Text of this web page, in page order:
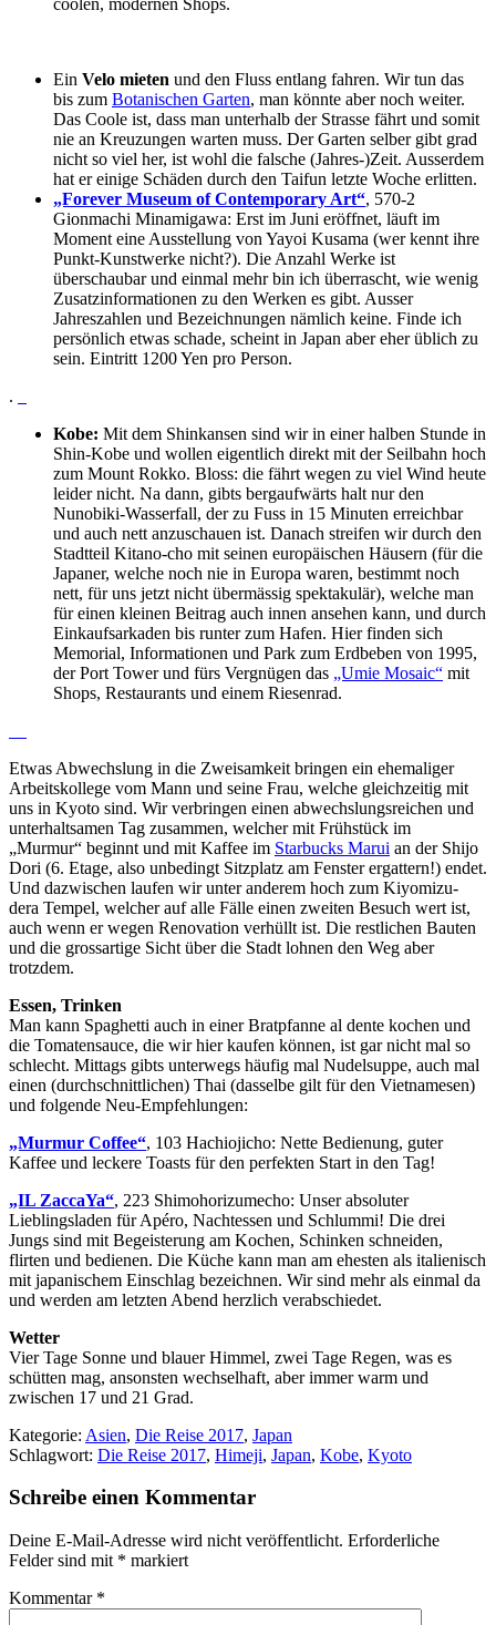
Ein Velo mieten und den Fluss entlang fahren. Wir tun das
bis zum Botanischen Garten, man könnte aber noch weiter.
Das Coole ist, dass man unterhalb der Strasse fährt und somit
nie an Kreuzungen warten muss. Der Garten selber gibt grad
nicht so viel her, ist wohl die falsche (Jahres-)Zeit. Ausserdem
hat er einige Schäden durch den Taifun letzte Woche erlitten.
„Forever Museum of Contemporary Art“, 570-2
Gionmachi Minamigawa: Erst im Juni eröffnet, läuft im
Moment eine Ausstellung von Yayoi Kusama (wer kennt ihre
Punkt-Kunstwerke nicht?). Die Anzahl Werke ist
überschaubar und einmal mehr bin ich überrascht, wie wenig
Zusatzinformationen zu den Werken es gibt. Ausser
Jahreszahlen und Bezeichnungen nämlich keine. Finde ich
persönlich etwas schade, scheint in Japan aber eher üblich zu
sein. Eintritt 1200 Yen pro Person.
.
Kobe: Mit dem Shinkansen sind wir in einer halben Stunde in
Shin-Kobe und wollen eigentlich direkt mit der Seilbahn hoch
zum Mount Rokko. Bloss: die fährt wegen zu viel Wind heute
leider nicht. Na dann, gibts bergaufwärts halt nur den
Nunobiki-Wasserfall, der zu Fuss in 15 Minuten erreichbar
und auch nett anzuschauen ist. Danach streifen wir durch den
Stadtteil Kitano-cho mit seinen europäischen Häusern (für die
Japaner, welche noch nie in Europa waren, bestimmt noch
nett, für uns jetzt nicht übermässig spektakulär), welche man
für einen kleinen Beitrag auch innen ansehen kann, und durch
Einkaufsarkaden bis runter zum Hafen. Hier finden sich
Memorial, Informationen und Park zum Erdbeben von 1995,
der Port Tower und fürs Vergnügen das „Umie Mosaic“ mit
Shops, Restaurants und einem Riesenrad.
Etwas Abwechslung in die Zweisamkeit bringen ein ehemaliger
Arbeitskollege vom Mann und seine Frau, welche gleichzeitig mit
uns in Kyoto sind. Wir verbringen einen abwechslungsreichen und
unterhaltsamen Tag zusammen, welcher mit Frühstück im
„Murmur“ beginnt und mit Kaffee im Starbucks Marui an der Shijo
Dori (6. Etage, also unbedingt Sitzplatz am Fenster ergattern!) endet.
Und dazwischen laufen wir unter anderem hoch zum Kiyomizu-
dera Tempel, welcher auf alle Fälle einen zweiten Besuch wert ist,
auch wenn er wegen Renovation verhüllt ist. Die restlichen Bauten
und die grossartige Sicht über die Stadt lohnen den Weg aber
trotzdem.
Essen, Trinken
Man kann Spaghetti auch in einer Bratpfanne al dente kochen und
die Tomatensauce, die wir hier kaufen können, ist gar nicht mal so
schlecht. Mittags gibts unterwegs häufig mal Nudelsuppe, auch mal
einen (durchschnittlichen) Thai (dasselbe gilt für den Vietnamesen)
und folgende Neu-Empfehlungen:
„Murmur Coffee“, 103 Hachiojicho: Nette Bedienung, guter
Kaffee und leckere Toasts für den perfekten Start in den Tag!
„IL ZaccaYa“, 223 Shimohorizumecho: Unser absoluter
Lieblingsladen für Apéro, Nachtessen und Schlummi! Die drei
Jungs sind mit Begeisterung am Kochen, Schinken schneiden,
flirten und bedienen. Die Küche kann man am ehesten als italienisch
mit japanischem Einschlag bezeichnen. Wir sind mehr als einmal da
und werden am letzten Abend herzlich verabschiedet.
Wetter
Vier Tage Sonne und blauer Himmel, zwei Tage Regen, was es
schütten mag, ansonsten wechselhaft, aber immer warm und
zwischen 17 und 21 Grad.
Kategorie: Asien, Die Reise 2017, Japan
Schlagwort: Die Reise 2017, Himeji, Japan, Kobe, Kyoto
Schreibe einen Kommentar
Deine E-Mail-Adresse wird nicht veröffentlicht. Erforderliche
Felder sind mit * markiert
Kommentar *